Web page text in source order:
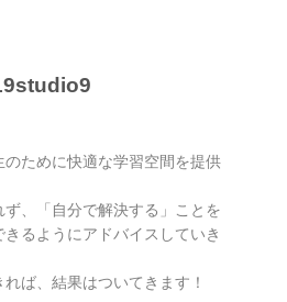
ために快適な学習空間を提供
ず、「自分で解決する」ことを
るようにアドバイスしていき
ば、結果はついてきます！